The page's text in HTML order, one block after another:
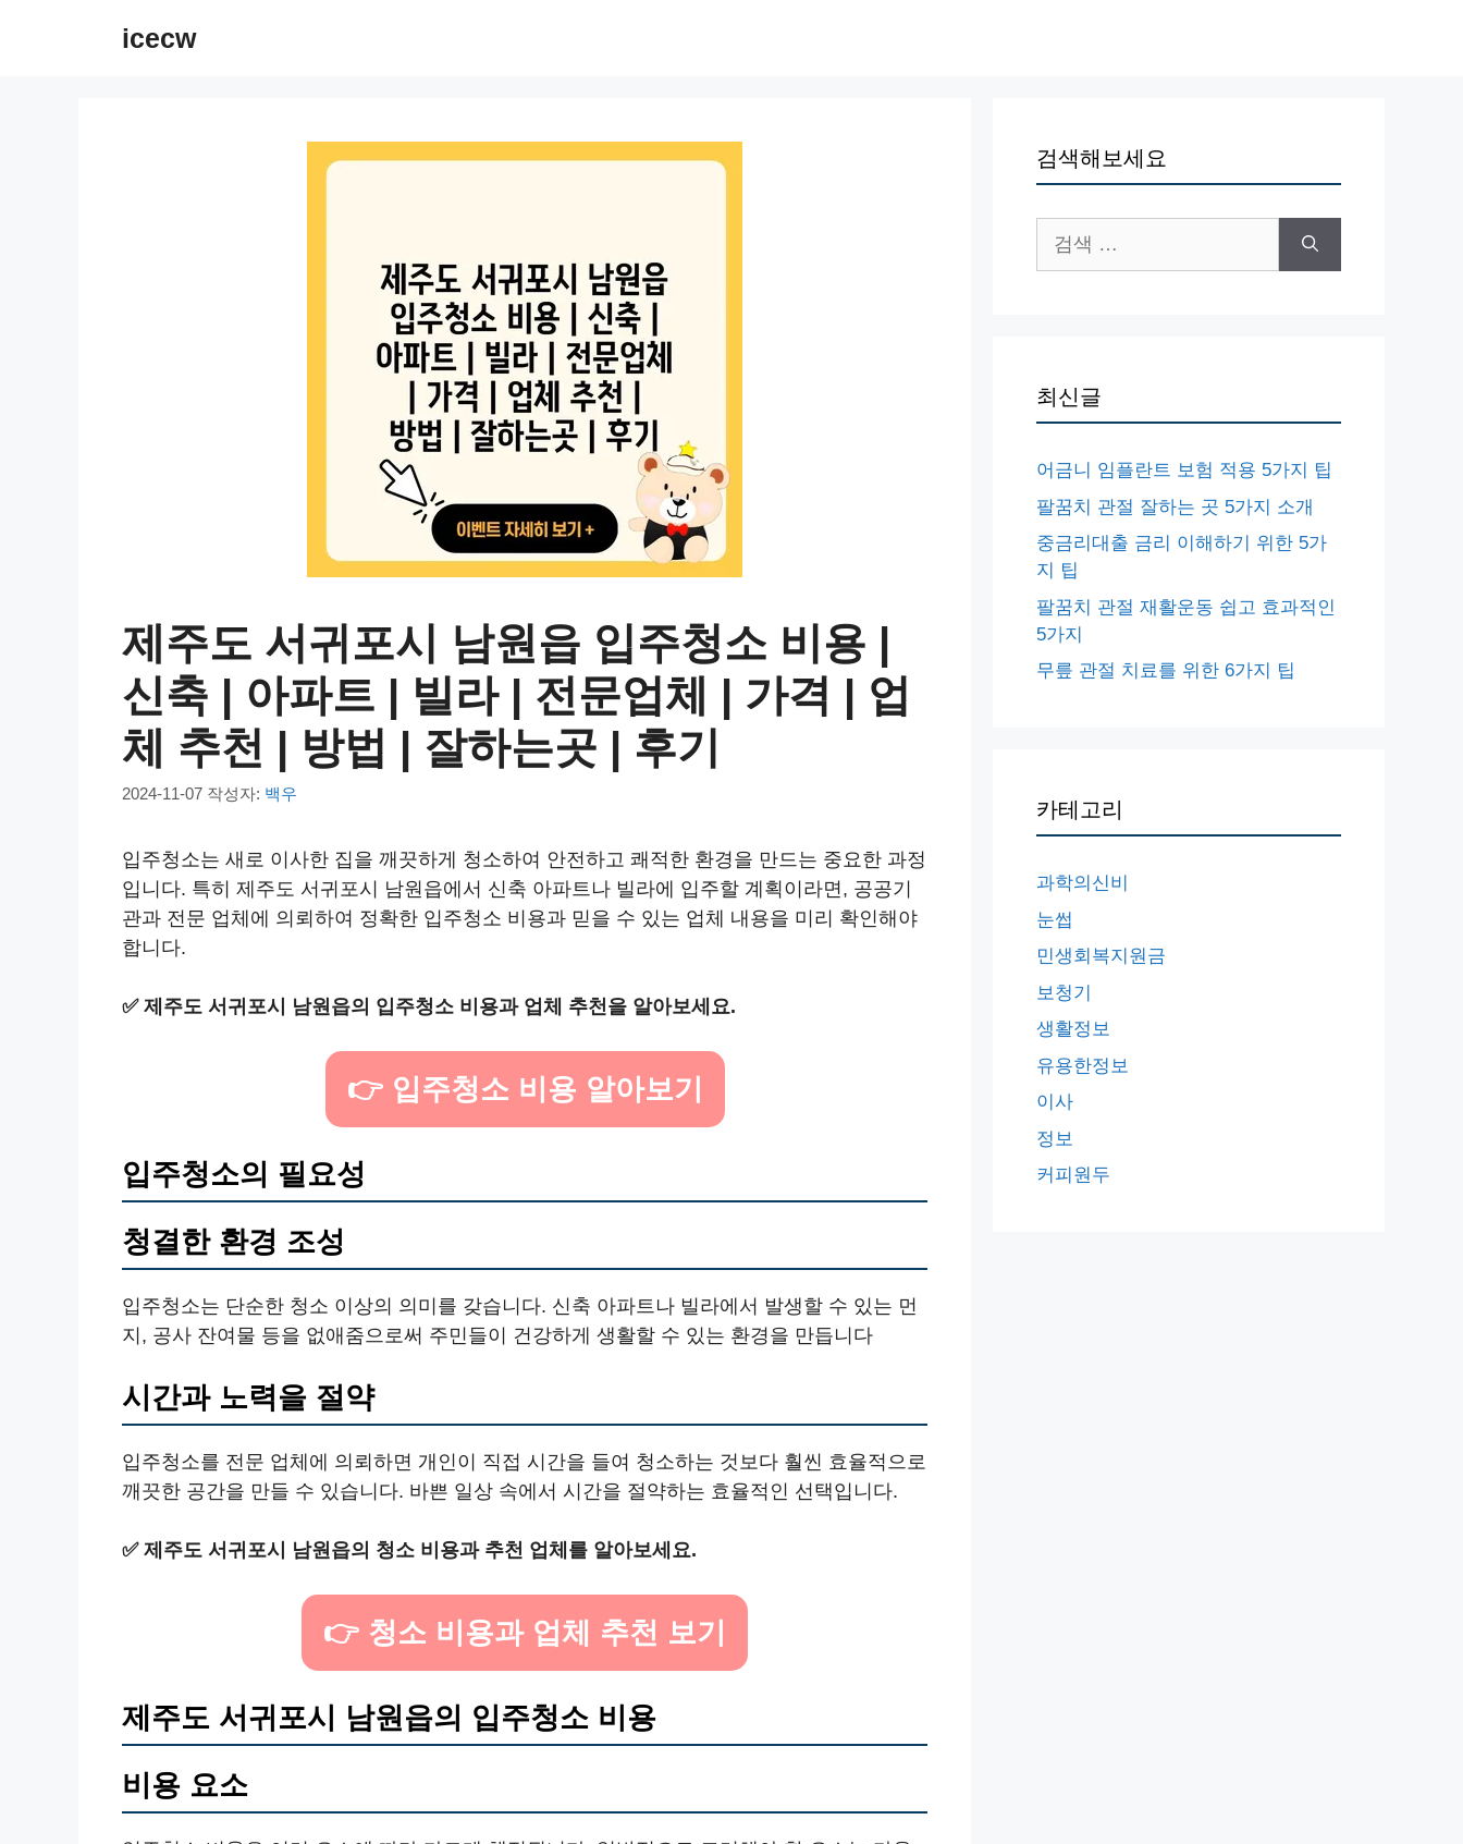
icecw
제주도 서귀포시 남원읍 입주청소 비용 |
신축 | 아파트 | 빌라 | 전문업체 | 가격 | 업
체 추천 | 방법 | 잘하는곳 | 후기
2024-11-07 작성자: 백우
입주청소는 새로 이사한 집을 깨끗하게 청소하여 안전하고 쾌적한 환경을 만드는 중요한 과정
입니다. 특히 제주도 서귀포시 남원읍에서 신축 아파트나 빌라에 입주할 계획이라면, 공공기
관과 전문 업체에 의뢰하여 정확한 입주청소 비용과 믿을 수 있는 업체 내용을 미리 확인해야
합니다.
✅ 제주도 서귀포시 남원읍의 입주청소 비용과 업체 추천을 알아보세요.
👉 입주청소 비용 알아보기
입주청소의 필요성
청결한 환경 조성
입주청소는 단순한 청소 이상의 의미를 갖습니다. 신축 아파트나 빌라에서 발생할 수 있는 먼
지, 공사 잔여물 등을 없애줌으로써 주민들이 건강하게 생활할 수 있는 환경을 만듭니다
시간과 노력을 절약
입주청소를 전문 업체에 의뢰하면 개인이 직접 시간을 들여 청소하는 것보다 훨씬 효율적으로
깨끗한 공간을 만들 수 있습니다. 바쁜 일상 속에서 시간을 절약하는 효율적인 선택입니다.
✅ 제주도 서귀포시 남원읍의 청소 비용과 추천 업체를 알아보세요.
👉 청소 비용과 업체 추천 보기
제주도 서귀포시 남원읍의 입주청소 비용
비용 요소
검색해보세요
색:
최신글
어금니 임플란트 보험 적용 5가지 팁
팔꿈치 관절 잘하는 곳 5가지 소개
중금리대출 금리 이해하기 위한 5가
지 팁
팔꿈치 관절 재활운동 쉽고 효과적인
5가지
무릎 관절 치료를 위한 6가지 팁
카테고리
과학의신비
눈썹
민생회복지원금
보청기
생활정보
유용한정보
이사
정보
커피원두